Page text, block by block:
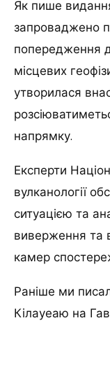
Як пише
запроваджено
попередження
місцевих
утворилася
напрямку.
Експерти
вулканології
ситуацією та
виверження та
камер
Раніше ми
Кілауеаю на